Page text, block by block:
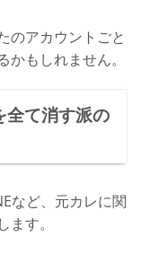
のアカウントごと
もしれません。
全て消す派の
など、元カレに関
す。